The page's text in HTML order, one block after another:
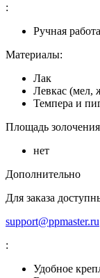
:
Ручная работа
Материалы:
Лак
Левкас (мел,
Темпера и
Площадь
нет
Дополнительно
Для заказа
support@ppmaster.ru
:
Удобное